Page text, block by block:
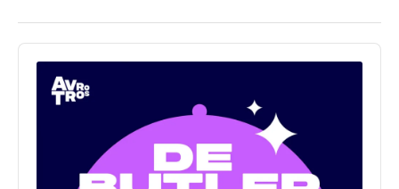
Audio
Player